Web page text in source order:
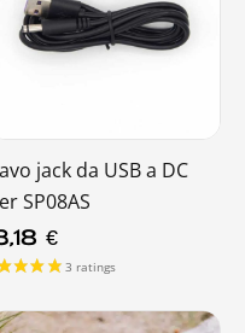
jack da USB a DC
SP08AS
€